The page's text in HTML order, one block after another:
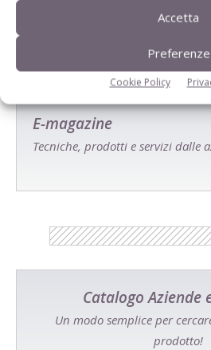
Accetta
Preferenze
Cookie Policy
E-magazine
Tecniche, prodotti e servizi dalle
Catalogo Aziende
Un modo semplice per
prodotto!